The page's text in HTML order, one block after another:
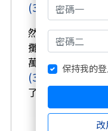
(3231)依然穩穩
然而，有人歡喜
攤開賣超名單，
萬張，台玻
(3481) 與友達
了法人在調整持
保持我的登